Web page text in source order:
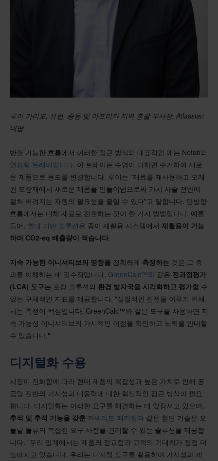
루이 가리도, 유럽, 중동 및 아프리카 지역 총괄 부사장, Atlassian
네팝
반환 가능한 흐름에서 이러한 접근 방식의 대표적인 예는 Nefab의
열성형 트레이입니다. 이 트레이는 수명이 다하면 수거하여 새로
운 제품으로 용도를 변경합니다. 루이는 "재료를 재사용하고 오래
된 포장재에서 새로운 제품을 만들어냄으로써 가치 사슬 전반에
걸쳐 버려지는 자원의 필요성을 줄일 수 있다"고 말합니다. 단방향
흐름에서는 대체 재료로 전환하는 것이 한 가지 방법입니다. 예를
들어, 빨대 기반 솔루션은 종이 재활용 시스템에서 재활용이 가능
하며 CO2-eq 배출량이 적습니다.
지속 가능한 이니셔티브의 영향을 정확하게 측정하는 것은 그 효
과를 이해하는 데 필수적입니다. GreenCalc™와 같은 전과정평가
(LCA) 도구는 포장 솔루션의 환경 발자국을 시각화하고 평가할 수
있는 구체적인 지표를 제공합니다. "실질적인 진전을 이루기 위해
서는 측정이 핵심입니다. GreenCalc™와 같은 도구를 사용하면 지
속 가능성 이니셔티브의 가시적인 이점을 확인하고 노력을 안내할
수 있습니다."
디지털화 수용
시장이 진화함에 따라 현대 제품의 복잡성과 높은 가치로 인해 공
급망 전반의 가시성과 대응력에 대한 혁신적인 접근 방식이 필요
합니다. 디지털화는 이러한 요구를 해결하는 데 앞장서고 있으며,
추적 및 추적 기능을 갖춘 커넥티드 패키징과 같은 첨단 기술은 오
늘날 물류의 복잡한 요구 사항을 관리할 수 있는 솔루션을 제공합
니다. "우리 업계에서는 제품의 정교함과 고객의 기대치가 점점 더
높아지고 있습니다. 우리는 디지털 도구를 활용하여 가시성과 제